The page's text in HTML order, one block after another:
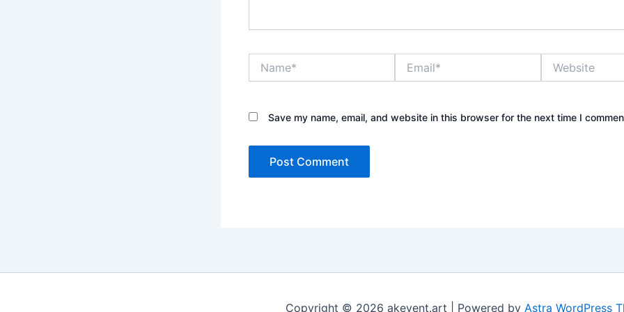
Save my name, email, and website in this browser for the next time I
Copyright © 2026 akevent.art | Powered by Astra WordPress